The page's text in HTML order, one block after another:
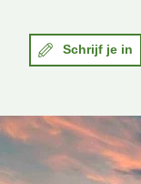
Schrijf je in